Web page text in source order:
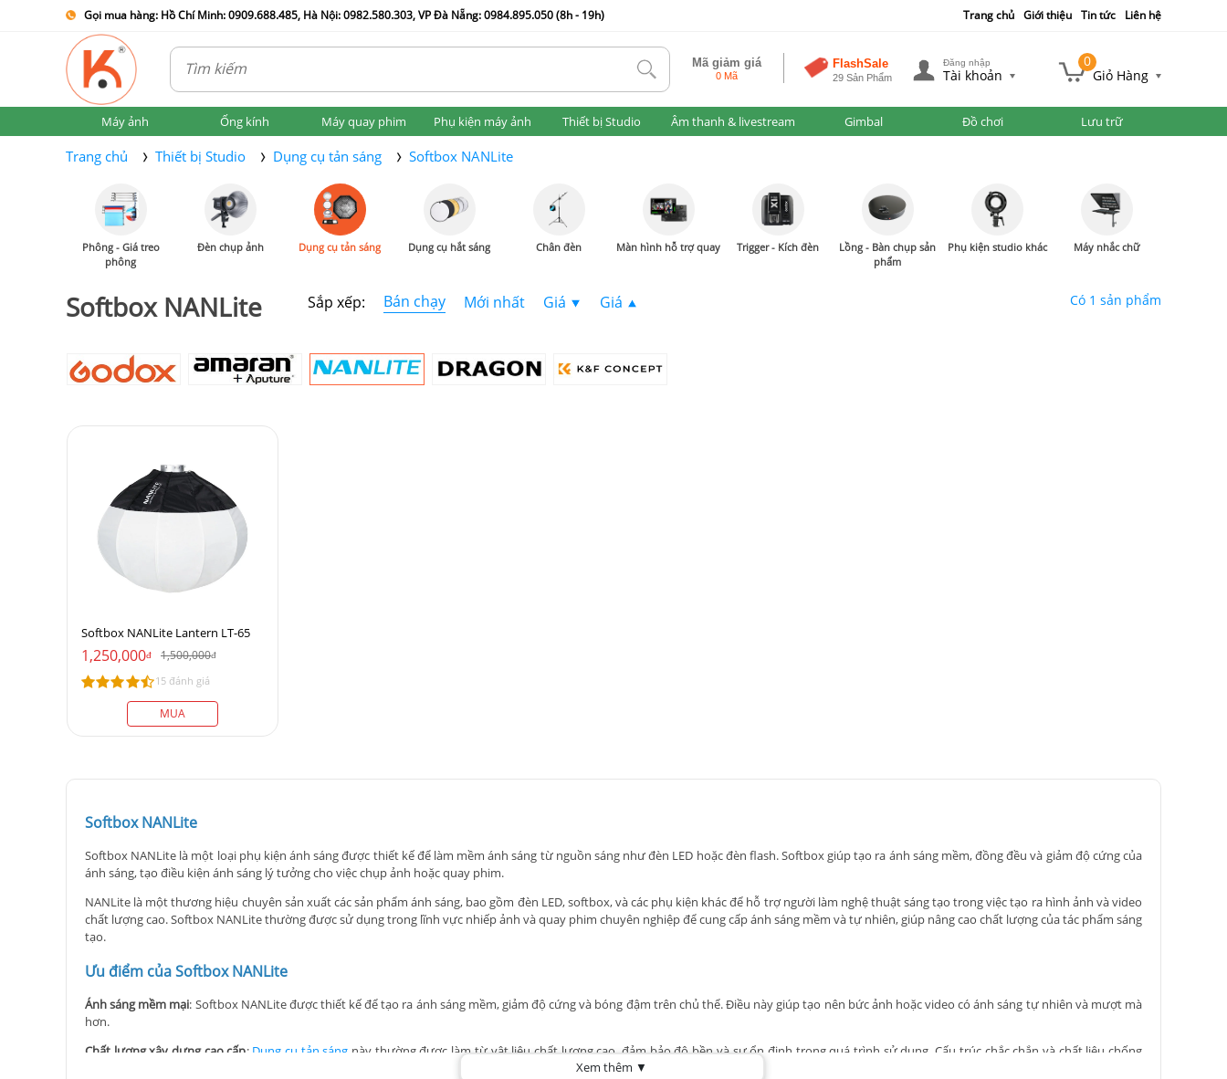
Gọi mua hàng: Hồ Chí Minh: 0909.688.485, Hà Nội: 0982.580.303, VP Đà Nẵng: 0984.895.050 (8h - 19h) Trang chủ Giới thiệu Tin tức Liên hệ
tlk Mã giảm giá
0 Mã
FlashSale
29 Sản Phẩm
Đăng nhập
Tài khoản
0
Giỏ Hàng
Máy ảnh Ống kính Máy quay phim Phụ kiện máy ảnh Thiết bị Studio Âm thanh & livestream Gimbal Đồ chơi Lưu trữ
Trang chủ Thiết bị Studio Dụng cụ tản sáng Softbox NANLite
Phông - Giá treo
phông
Đèn chụp ảnh Dụng cụ tản sáng Dụng cụ hắt sáng Chân đèn Màn hình hỗ trợ quay Trigger - Kích đèn
Lồng - Bàn chụp sản
phẩm
Phụ kiện studio khác Máy nhắc chữ
Softbox NANLite Sắp xếp: Bán chạy Mới nhất Giá Giá Có 1 sản phẩm
Softbox NANLite Lantern LT-65
1,250,000đ 1,500,000đ
15 đánh giá
MUA
Softbox NANLite
Softbox NANLite là một loại phụ kiện ánh sáng được thiết kế để làm mềm ánh sáng từ nguồn sáng như đèn LED hoặc đèn flash. Softbox giúp tạo ra ánh sáng mềm, đồng đều và giảm độ cứng của
ánh sáng, tạo điều kiện ánh sáng lý tưởng cho việc chụp ảnh hoặc quay phim.
NANLite là một thương hiệu chuyên sản xuất các sản phẩm ánh sáng, bao gồm đèn LED, softbox, và các phụ kiện khác để hỗ trợ người làm nghệ thuật sáng tạo trong việc tạo ra hình ảnh và video
chất lượng cao. Softbox NANLite thường được sử dụng trong lĩnh vực nhiếp ảnh và quay phim chuyên nghiệp để cung cấp ánh sáng mềm và tự nhiên, giúp nâng cao chất lượng của tác phẩm sáng
tạo.
Ưu điểm của Softbox NANLite
Ánh sáng mềm mại: Softbox NANLite được thiết kế để tạo ra ánh sáng mềm, giảm độ cứng và bóng đậm trên chủ thể. Điều này giúp tạo nên bức ảnh hoặc video có ánh sáng tự nhiên và mượt mà
hơn.
Chất lượng xây dựng cao cấp: Dụng cụ tản sáng này thường được làm từ vật liệu chất lượng cao, đảm bảo độ bền và sự ổn định trong quá trình sử dụng. Cấu trúc chắc chắn và chất liệu chống
Xem thêm ▼